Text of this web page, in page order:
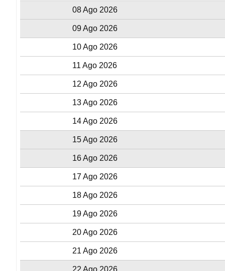
08 Ago 2026
09 Ago 2026
10 Ago 2026
11 Ago 2026
12 Ago 2026
13 Ago 2026
14 Ago 2026
15 Ago 2026
16 Ago 2026
17 Ago 2026
18 Ago 2026
19 Ago 2026
20 Ago 2026
21 Ago 2026
22 Ago 2026